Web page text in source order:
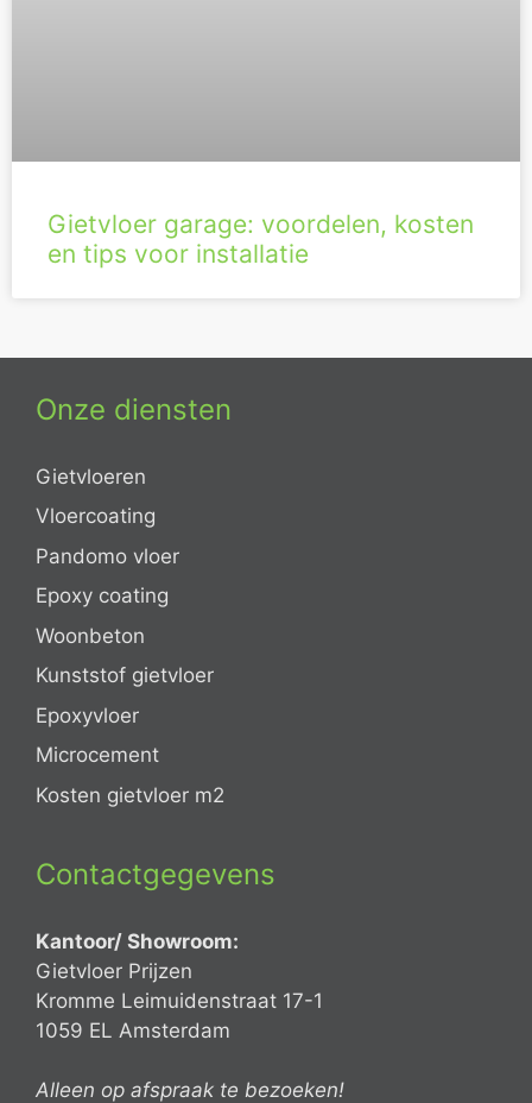
Gietvloer garage: voordelen, kosten
en tips voor installatie
Onze diensten
Gietvloeren
Vloercoating
Pandomo vloer
Epoxy coating
Woonbeton
Kunststof gietvloer
Epoxyvloer
Microcement
Kosten gietvloer m2
Contactgegevens
Kantoor/ Showroom:
Gietvloer Prijzen
Kromme Leimuidenstraat 17-1
1059 EL Amsterdam
Alleen op afspraak te bezoeken!